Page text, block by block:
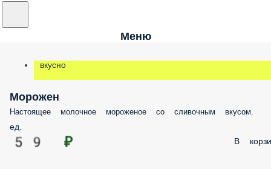
Меню
вкусно
Морожен
Настоящее молочное мороженое со сливочным вкусом.
ед.
59 ₽ В